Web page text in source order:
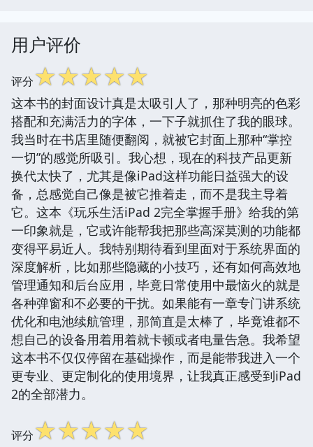
用户评价
评分☆☆☆☆☆
这本书的封面设计真是太吸引人了，那种明亮的色彩
搭配和充满活力的字体，一下子就抓住了我的眼球。
我当时在书店里随便翻阅，就被它封面上那种“掌控
一切”的感觉所吸引。我心想，现在的科技产品更新
换代太快了，尤其是像iPad这样功能日益强大的设
备，总感觉自己像是被它推着走，而不是我主导着
它。这本《玩乐生活iPad 2完全掌握手册》给我的第
一印象就是，它或许能帮我把那些高深莫测的功能都
变得平易近人。我特别期待看到里面对于系统界面的
深度解析，比如那些隐藏的小技巧，还有如何高效地
管理通知和后台应用，毕竟日常使用中最恼火的就是
各种弹窗和不必要的干扰。如果能有一章专门讲系统
优化和电池续航管理，那简直是太棒了，毕竟谁都不
想自己的设备用着用着就卡顿或者电量告急。我希望
这本书不仅仅停留在基础操作，而是能带我进入一个
更专业、更定制化的使用境界，让我真正感受到iPad
2的全部潜力。
评分☆☆☆☆☆